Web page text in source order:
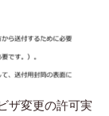
ザ変更の許可実